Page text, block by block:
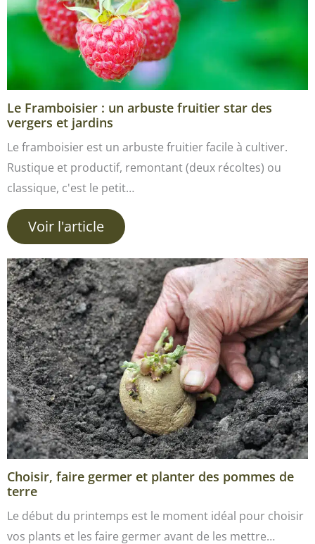
Le Framboisier : un arbuste fruitier star des
vergers et jardins
Le framboisier est un arbuste fruitier facile à cultiver.
Rustique et productif, remontant (deux récoltes) ou
classique, c'est le petit…
Voir l'article
Choisir, faire germer et planter des pommes de
terre
Le début du printemps est le moment idéal pour choisir
vos plants et les faire germer avant de les mettre…